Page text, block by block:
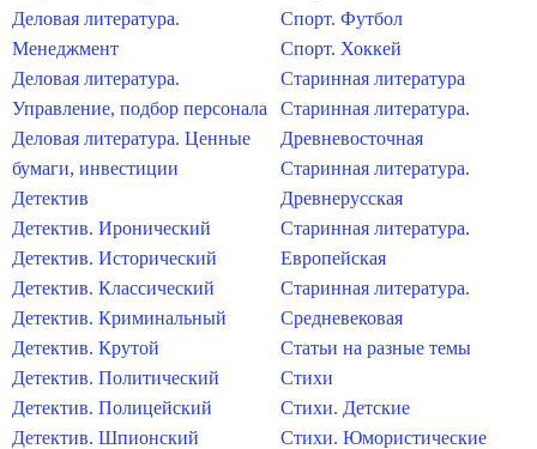
Деловая литература.
Менеджмент
Деловая литература.
Управление, подбор персонала
Деловая литература. Ценные
бумаги, инвестиции
Детектив
Детектив. Иронический
Детектив. Исторический
Детектив. Классический
Детектив. Криминальный
Детектив. Крутой
Детектив. Политический
Детектив. Полицейский
Детектив. Шпионский
Спорт. Футбол
Спорт. Хоккей
Старинная литература
Старинная литература.
Древневосточная
Старинная литература.
Древнерусская
Старинная литература.
Европейская
Старинная литература.
Средневековая
Статьи на разные темы
Стихи
Стихи. Детские
Стихи. Юмористические